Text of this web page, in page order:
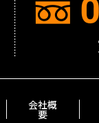
会社概
要